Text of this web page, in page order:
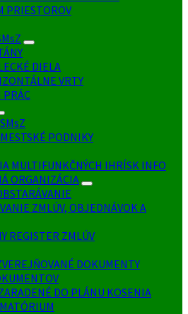
PRIESTOROV
DIELA
VRTY
PRÁC
PODNIKY
MULTIFUNKČNÝCH IHRÍSK INFO
ORGANIZÁCIA
ZMLÚV, OBJEDNÁVOK A
REGISTER ZMLÚV
DOKUMENTY
DO PLÁNU KOSENIA